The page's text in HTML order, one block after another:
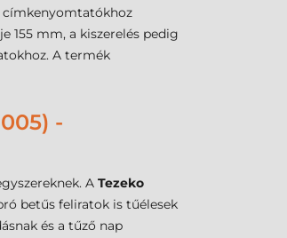
címkenyomtatókhoz
155 mm, a kiszerelés pedig
A termék
-
A Tezeko
betűs feliratok is tűélesek
és a tűző nap